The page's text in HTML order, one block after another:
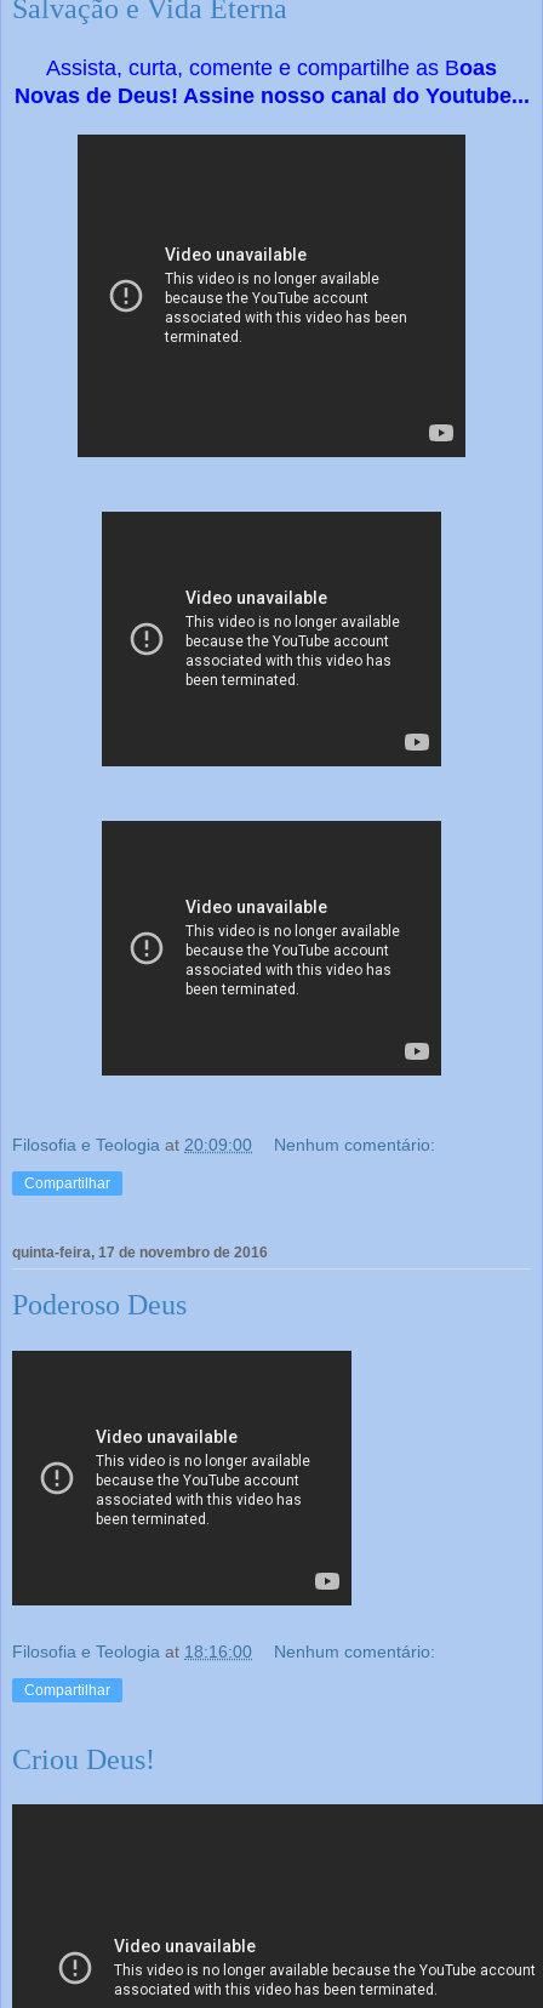
Salvação e Vida Eterna
Assista, curta, comente e compartilhe as Boas
Novas de Deus! Assine nosso canal do Youtube...
Filosofia e Teologia at 20:09:00 Nenhum comentário:
Compartilhar
quinta-feira, 17 de novembro de 2016
Poderoso Deus
Filosofia e Teologia at 18:16:00 Nenhum comentário:
Compartilhar
Criou Deus!